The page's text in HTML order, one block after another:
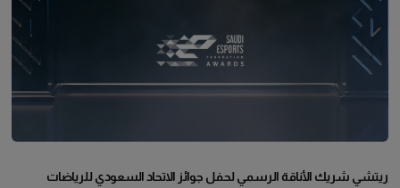
ريتشي شريك الأناقة الرسمي لحفل جوائز الاتحاد السعودي للرياضات